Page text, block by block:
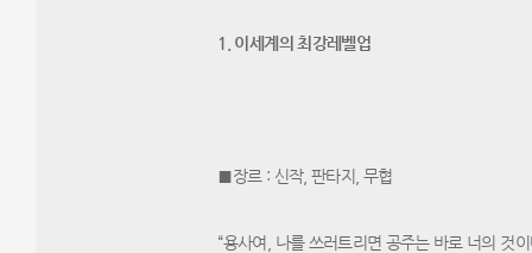
1. 이세계의 최강레벨업​
■장르 : 신작​, 판타지, 무협
“용사여, 나를 쓰러트리면 공주는 바로 너의 것이